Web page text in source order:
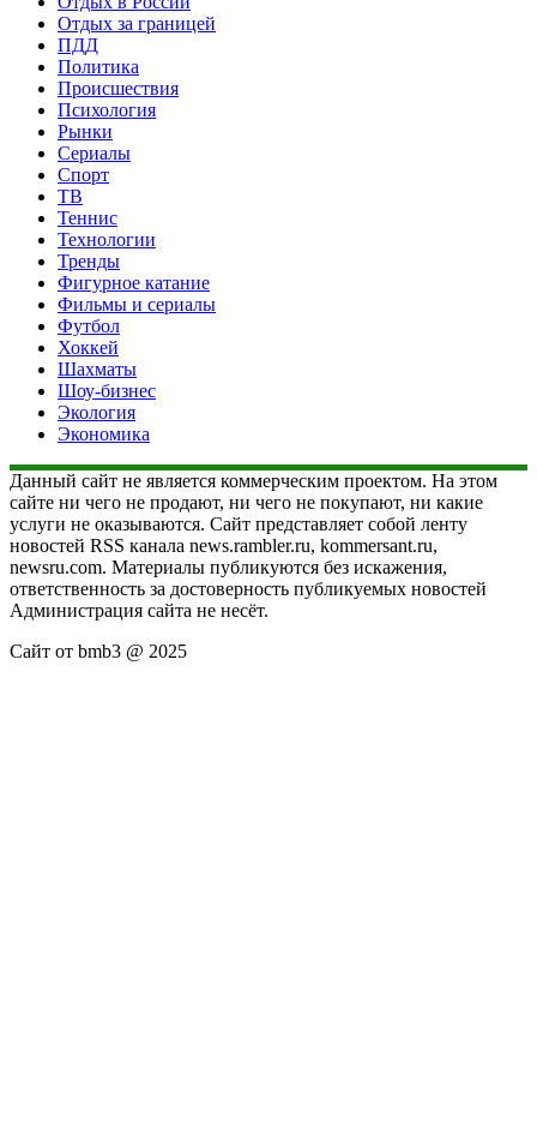
Отдых за границей
ПДД
Политика
Происшествия
Психология
Рынки
Сериалы
Спорт
ТВ
Теннис
Технологии
Тренды
Фигурное катание
Фильмы и сериалы
Футбол
Хоккей
Шахматы
Шоу-бизнес
Экология
Экономика
Данный сайт не является коммерческим проектом. На этом
сайте ни чего не продают, ни чего не покупают, ни какие
услуги не оказываются. Сайт представляет собой ленту
новостей RSS канала news.rambler.ru, kommersant.ru,
newsru.com. Материалы публикуются без искажения,
ответственность за достоверность публикуемых новостей
Администрация сайта не несёт.
Сайт от bmb3 @ 2025